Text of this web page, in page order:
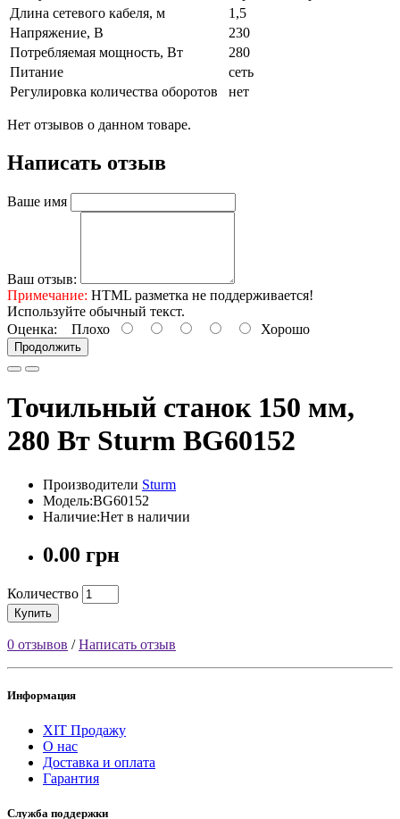
Длина сетевого кабеля, м
1,5
Напряжение, В
230
Потребляемая мощность, Вт
280
Питание
сеть
Регулировка количества оборотов
нет
Нет отзывов о данном товаре.
Написать отзыв
Ваше имя
Ваш отзыв:
Примечание: HTML разметка не поддерживается!
Используйте обычный текст.
Оценка: Плохо Хорошо
Продолжить
Точильный станок 150 мм,
280 Вт Sturm BG60152
Производители Sturm
Модель:BG60152
Наличие:Нет в наличии
0.00 грн
Количество
Купить
0 отзывов /Написать отзыв
Информация
ХІТ Продажу
О нас
Доставка и оплата
Гарантия
Служба поддержки